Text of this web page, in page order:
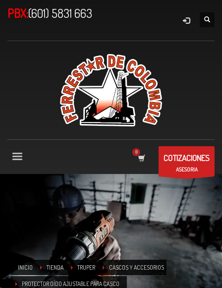
PBX:(601) 5831 663
COTIZACIONES
ASESORIA
INICIO TIENDA TRUPER CASCOS Y ACCESORIOS
PROTECTOR OÍDO AJUSTABLE PARA CASCO